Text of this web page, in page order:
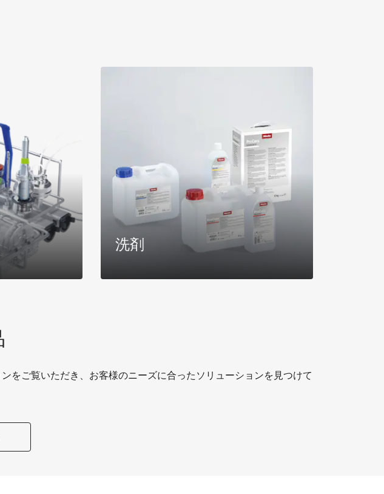
洗剤
をご覧いただき、お客様のニーズに合ったソリューションを見つけて